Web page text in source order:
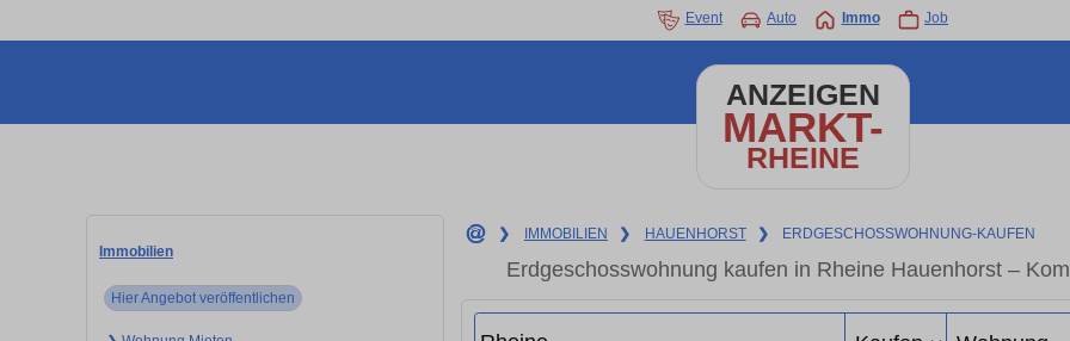
Event Auto Immo Job
ANZEIGEN
MARKT-
RHEINE
Immobilien
Hier Angebot veröffentlichen
❯ IMMOBILIEN ❯ HAUENHORST ❯ ERDGESCHOSSWOHNUNG-KAUFEN
Erdgeschosswohnung kaufen in Rheine Hauenhorst –